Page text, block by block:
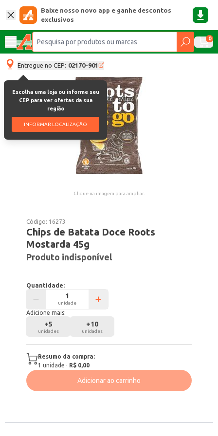
Baixe nosso novo app e ganhe descontos
exclusivos
0
Entregue no CEP: 02170-901
Escolha uma loja ou informe seu
CEP para ver ofertas da sua
região
INFORMAR LOCALIZAÇÃO
Clique na imagem para ampliar.
Código: 16273
Chips de Batata Doce Roots
Mostarda 45g
Produto indisponível
Quantidade:
unidade
Adicione mais:
+5
unidades
+10
unidades
Resumo da compra:
1 unidade · R$ 0,00
Adicionar ao carrinho